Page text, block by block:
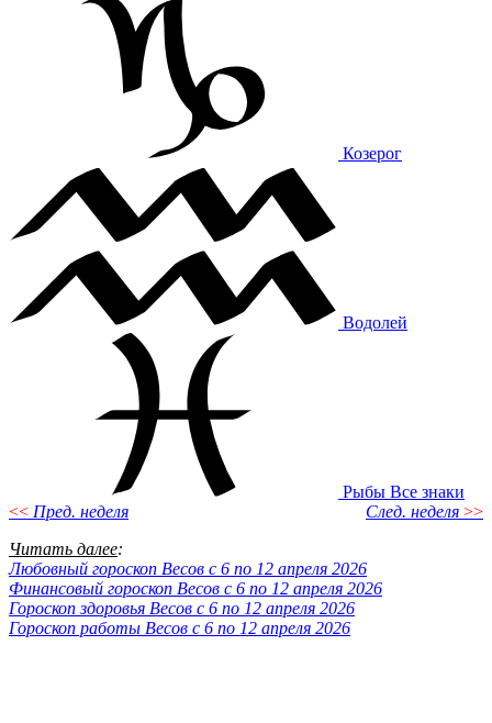
Козерог
Водолей
Рыбы Все знаки
<< Пред. неделя След. неделя >>
Читать далее:
Любовный гороскоп Весов с 6 по 12 апреля 2026
Финансовый гороскоп Весов с 6 по 12 апреля 2026
Гороскоп здоровья Весов с 6 по 12 апреля 2026
Гороскоп работы Весов с 6 по 12 апреля 2026